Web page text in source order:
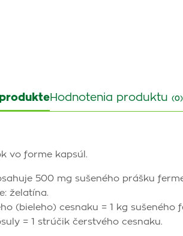
Hodnotenia produktu (0)
vo forme kapsúl.
500 mg sušeného prášku
želatína.
(bieleho) cesnaku = 1 kg
= 1 strúčik čerstvého cesnaku.